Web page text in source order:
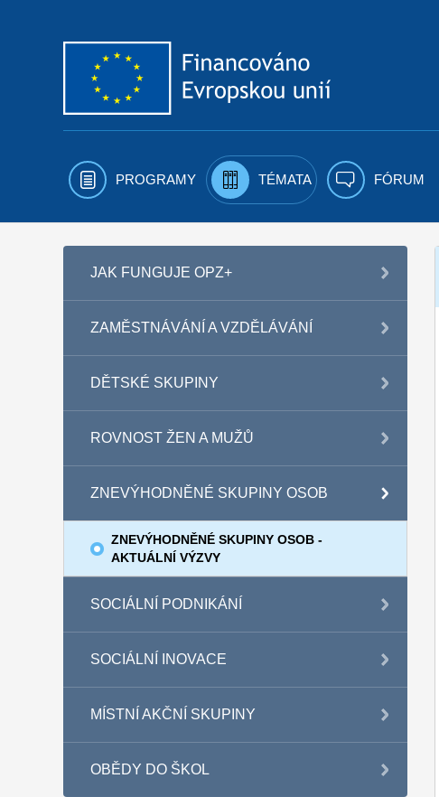
PROGRAMY TÉMATA FÓRUM
JAK FUNGUJE OPZ+
ZAMĚSTNÁVÁNÍ A VZDĚLÁVÁNÍ
DĚTSKÉ SKUPINY
ROVNOST ŽEN A MUŽŮ
ZNEVÝHODNĚNÉ SKUPINY OSOB
ZNEVÝHODNĚNÉ SKUPINY OSOB -
AKTUÁLNÍ VÝZVY
SOCIÁLNÍ PODNIKÁNÍ
SOCIÁLNÍ INOVACE
MÍSTNÍ AKČNÍ SKUPINY
OBĚDY DO ŠKOL